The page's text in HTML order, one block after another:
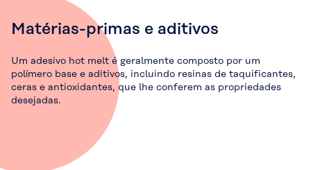
Matérias-primas e aditivos
Um adesivo hot melt é geralmente composto por um
polímero base e aditivos, incluindo resinas de taquificantes,
ceras e antioxidantes, que lhe conferem as propriedades
desejadas.